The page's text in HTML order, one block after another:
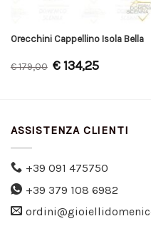
Orecchini Cappellino Isola Bella
€179,00 €134,25
ASSISTENZA CLIENTI
+39 091 475750
+39 379 108 6982